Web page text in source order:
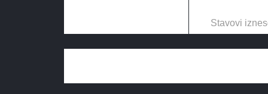
Stavovi